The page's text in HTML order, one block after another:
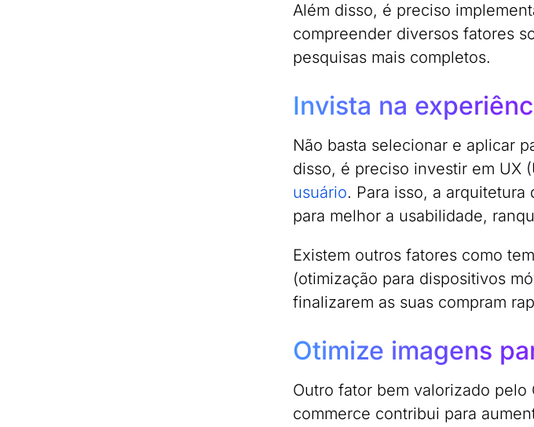
Além disso, é preciso
compreender diversos fatores
pesquisas mais completos.
Invista na
Não basta selecionar e aplicar
disso, é preciso investir em UX
usuário. Para isso, a
para melhor a usabilidade,
Existem outros fatores como
(otimização para dispositivos
finalizarem as suas compram
Otimize imagens
Outro fator bem valorizado
commerce contribui para